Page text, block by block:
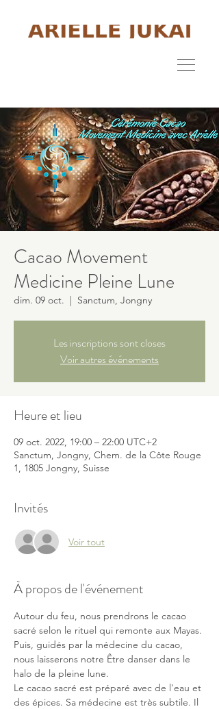
Cacao Movement
Medicine Pleine Lune
dim. 09 oct.
  |
Sanctum, Jongny
Les inscriptions sont closes
Voir autres événements
Heure et lieu
09 oct. 2022, 19:00 – 22:00 UTC+2
Sanctum, Jongny, Chem. de la Côte Rouge
1, 1805 Jongny, Suisse
Invités
Voir tout
À propos de l'événement
Autour du feu, nous prendrons le cacao
sacré selon le rituel qui remonte aux Mayas.
Puis, guidés par la médecine du cacao,
nous laisserons notre Être danser dans le
halo de la pleine lune.
Le cacao sacré est préparé avec de l'eau et
des épices. Sa médecine est très subtile. Il